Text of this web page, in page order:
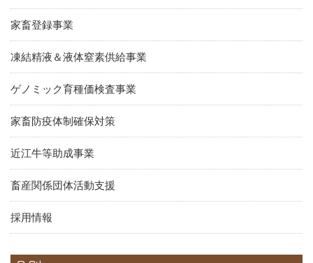
家畜登録事業
凍結精液＆液体窒素供給事業
ゲノミック育種価検査事業
家畜防疫体制確保対策
近江牛等助成事業
畜産関係団体活動支援
採用情報